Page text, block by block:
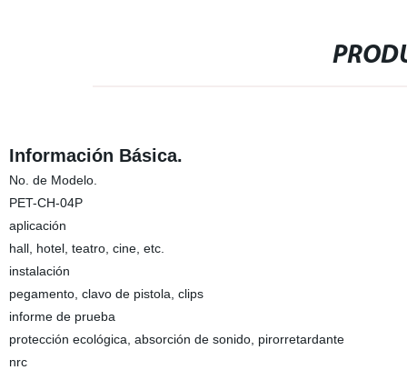
Información Básica.
No. de Modelo.
PET-CH-04P
aplicación
hall, hotel, teatro, cine, etc.
instalación
pegamento, clavo de pistola, clips
informe de prueba
protección ecológica, absorción de sonido, pirorretardante
nrc